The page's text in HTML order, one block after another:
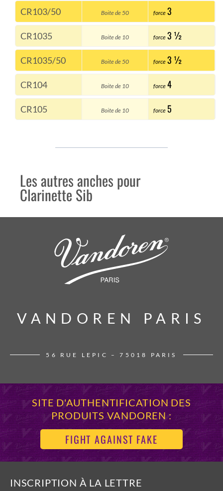
CR103/50 Boite de 50 force 3
CR1035 Boite de 10 force 3 ½
CR1035/50 Boite de 50 force 3 ½
CR104 Boite de 10 force 4
CR105 Boite de 10 force 5
Les autres anches pour
Clarinette Sib
VANDOREN PARIS
VANDOREN PARIS
56 RUE LEPIC – 75018 PARIS
SITE D'AUTHENTIFICATION DES
PRODUITS VANDOREN :
FIGHT AGAINST FAKE
INSCRIPTION À LA LETTRE